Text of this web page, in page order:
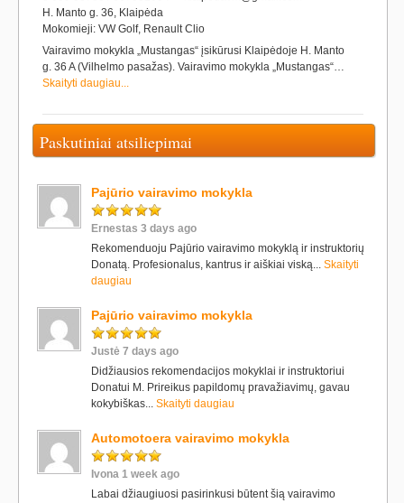
H. Manto g. 36, Klaipėda
Mokomieji: VW Golf, Renault Clio
Vairavimo mokykla „Mustangas“ įsikūrusi Klaipėdoje H. Manto
g. 36 A (Vilhelmo pasažas). Vairavimo mokykla „Mustangas“…
Skaityti daugiau...
Paskutiniai atsiliepimai
Pajūrio vairavimo mokykla
Ernestas 3 days ago
Rekomenduoju Pajūrio vairavimo mokyklą ir instruktorių
Donatą. Profesionalus, kantrus ir aiškiai viską... Skaityti
daugiau
Pajūrio vairavimo mokykla
Justė 7 days ago
Didžiausios rekomendacijos mokyklai ir instruktoriui
Donatui M. Prireikus papildomų pravažiavimų, gavau
kokybiškas... Skaityti daugiau
Automotoera vairavimo mokykla
Ivona 1 week ago
Labai džiaugiuosi pasirinkusi būtent šią vairavimo